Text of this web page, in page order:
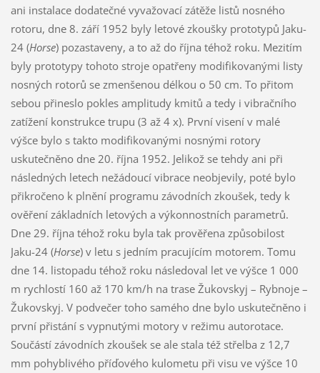
ani instalace dodatečné vyvažovací zátěže listů nosného
rotoru, dne 8. září 1952 byly letové zkoušky prototypů Jaku-
24 (Horse) pozastaveny, a to až do října téhož roku. Mezitím
byly prototypy tohoto stroje opatřeny modifikovanými listy
nosných rotorů se zmenšenou délkou o 50 cm. To přitom
sebou přineslo pokles amplitudy kmitů a tedy i vibračního
zatížení konstrukce trupu (3 až 4 x). První visení v malé
výšce bylo s takto modifikovanými nosnými rotory
uskutečněno dne 20. října 1952. Jelikož se tehdy ani při
následných letech nežádoucí vibrace neobjevily, poté bylo
přikročeno k plnění programu závodních zkoušek, tedy k
ověření základních letových a výkonnostních parametrů.
Dne 29. října téhož roku byla tak prověřena způsobilost
Jaku-24 (Horse) v letu s jedním pracujícím motorem. Tomu
dne 14. listopadu téhož roku následoval let ve výšce 1 000
m rychlostí 160 až 170 km/h na trase Žukovskyj – Rybnoje –
Žukovskyj. V podvečer toho samého dne bylo uskutečněno i
první přistání s vypnutými motory v režimu autorotace.
Součástí závodních zkoušek se ale stala též střelba z 12,7
mm pohyblivého příďového kulometu při visu ve výšce 10